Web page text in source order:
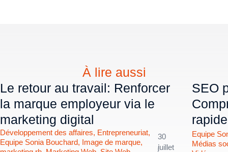
À lire aussi
Le retour au travail: Renforcer
la marque employeur via le
marketing digital
Développement des affaires, Entrepreneuriat,
Equipe Sonia Bouchard, Image de marque,
/
30
juillet
SEO
Equipe
Médias